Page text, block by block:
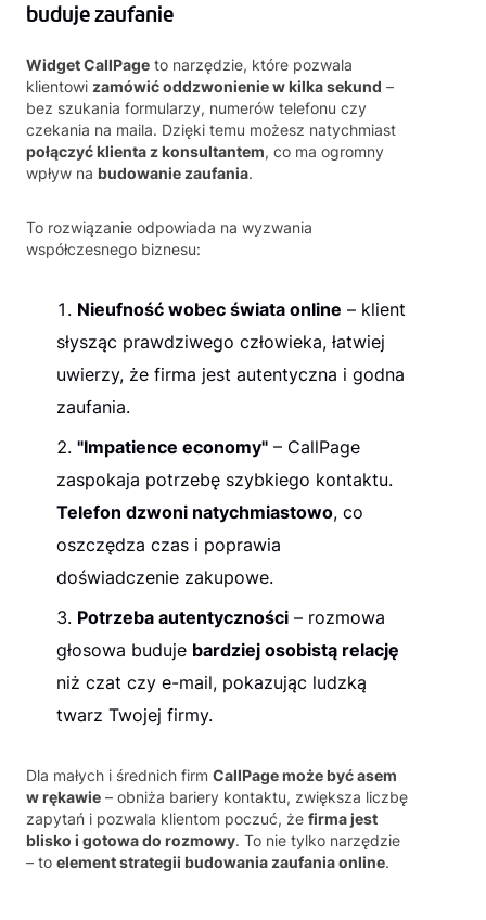
buduje zaufanie
Widget CallPage to narzędzie, które pozwala
klientowi zamówić oddzwonienie w kilka sekund –
bez szukania formularzy, numerów telefonu czy
czekania na maila. Dzięki temu możesz natychmiast
połączyć klienta z konsultantem, co ma ogromny
wpływ na budowanie zaufania.
To rozwiązanie odpowiada na wyzwania
współczesnego biznesu:
Nieufność wobec świata online – klient
słysząc prawdziwego człowieka, łatwiej
uwierzy, że firma jest autentyczna i godna
zaufania.
"Impatience economy" – CallPage
zaspokaja potrzebę szybkiego kontaktu.
Telefon dzwoni natychmiastowo, co
oszczędza czas i poprawia
doświadczenie zakupowe.
Potrzeba autentyczności – rozmowa
głosowa buduje bardziej osobistą relację
niż czat czy e-mail, pokazując ludzką
twarz Twojej firmy.
Dla małych i średnich firm CallPage może być asem
w rękawie – obniża bariery kontaktu, zwiększa liczbę
zapytań i pozwala klientom poczuć, że firma jest
blisko i gotowa do rozmowy. To nie tylko narzędzie
– to element strategii budowania zaufania online.